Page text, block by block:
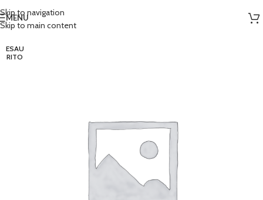
Skip to navigation
Skip to main content
MENU
ESAU
RITO